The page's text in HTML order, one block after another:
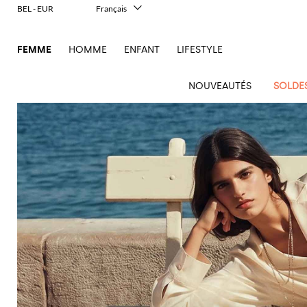
NOUVEAUTÉS
Nouvel
Arrivage
Femme
Manteaux
essentiels
Touche
animalière
Élégance
deux
pièces
Iconiques
tout
Acne
Studios
Alaïa
Brunello
Cucinelli
Coperni
Courrèges
Gucci
JW
Anderson
Jacquemus
Jil
Sander
Khaite
Alexander
McQueen
Balenciaga
Balmain
Bottega
Veneta
Brunello
Cucinelli
Giorgio
Armani
Manolo
Blahnik
Max
Mara
Roger
Vivier
Saint
tout
Acne
Studios
Adidas
Calvin
Klein
Elisabetta
Franchi
Golden
JW
Anderson
Jacquemus
Giambattista
Valli
Max
Mara
Tous les
vêtements
Blazers
Chemises
chemisiers
Combinaisons
Maillots
de bain
Jeans
Pulls
Robes
Shorts
T-
shirts
Tops
Trenchs
Balenciaga
Balmain
Burberry
Etro
Fendi
Max
Mara
Saint
tout
Courrèges
Diesel
Elisabetta
Franchi
Ganni
Anderson
sacs
Mini
main
Sacs
main
Sacs
Bottega
Veneta
Burberry
Saint
Laurent
Fendi
Balenciaga
Ferragamo
tout
Coperni
Anderson
MM6
Maison
Margiela
Marc
JacobsSacs
Toutes les
chaussures
Ballerines
Escarpins
Espadrilles
Mocassins
Sandales
plates
Sandales
Alexander
McQueen
Balenciaga
Bottega
Veneta
Ferragamo
Gianvito
Rossi
tout
Adidas
Amina
Muaddi
Aquazzura
Autry
Birkenstock
Golden
Tous les
accessoires
Accessoire
cheveux
Bijoux
Ceinture
Chapeaux
Chaussettes
Foulard
Gants
Lunettes
de soleil
Portefeuille
Trousse de
maquillage
Écharpes
Burberry
Balenciaga
Versace
Saint
Laurent
Etro
Valentino
Garavani
tout
Borsalino
Elisabetta
Franchi
Emporio
Armani
Jacquemus
Marc
Jacobs
Outlet
vêtements
Outlet
sacs
Outlet
chaussures
Outlet
accessoires
Voir
Alberta
Ferretti
Elisabetta
Franchi
Roger
Vivier
Pinko
Twinset
Etro
FEMME HOMME ENFANT LIFESTYLE
BEL - EUR
Français
Deutsch
한국어
Русский